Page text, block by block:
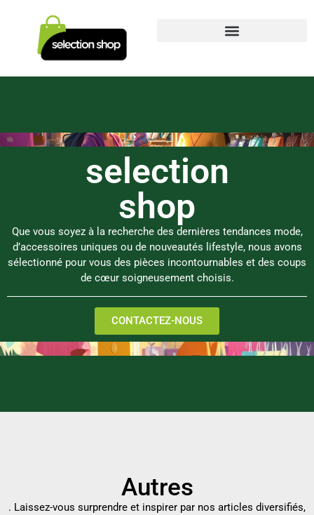
selection
shop
Que vous soyez à la recherche des dernières tendances mode,
d’accessoires uniques ou de nouveautés lifestyle, nous avons
sélectionné pour vous des pièces incontournables et des coups
de cœur soigneusement choisis.
CONTACTEZ-NOUS
Autres
. Laissez-vous surprendre et inspirer par nos articles diversifiés,